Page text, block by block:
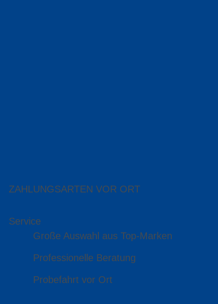
ZAHLUNGSARTEN VOR ORT
Service
Große Auswahl aus Top-Marken
Professionelle Beratung
Probefahrt vor Ort